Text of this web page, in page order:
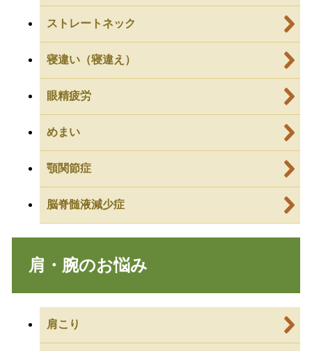
ストレートネック
寝違い（寝違え）
眼精疲労
めまい
顎関節症
脳脊髄液減少症
肩・腕のお悩み
肩こり